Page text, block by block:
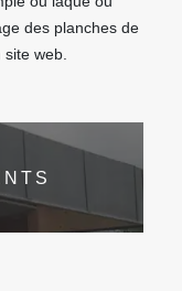
des planches de
web.